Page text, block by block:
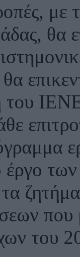
με
θα
θα
του
έργο
του